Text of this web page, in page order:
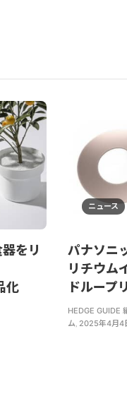
をリ
化
ニュース
パナソニ
リチウム
ドループ
HEDGE GUIDE
ム, 2025年4月4